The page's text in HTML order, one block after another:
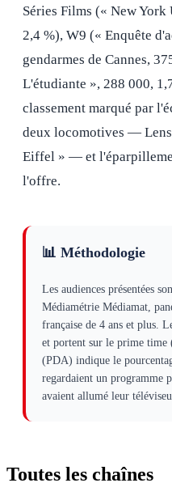
Séries Films (« New
2,4 %), W9 (« Enquête
gendarmes de Cannes,
L'étudiante », 288 000,
classement marqué par
deux locomotives —
Eiffel » — et
l'offre.
📊 Méthodologie
Les audiences présentées
Médiamétrie Médiamat,
française de 4 ans et plus.
et portent sur le prime time
(PDA) indique le
regardaient un programme
avaient allumé leur
Toutes les chaînes